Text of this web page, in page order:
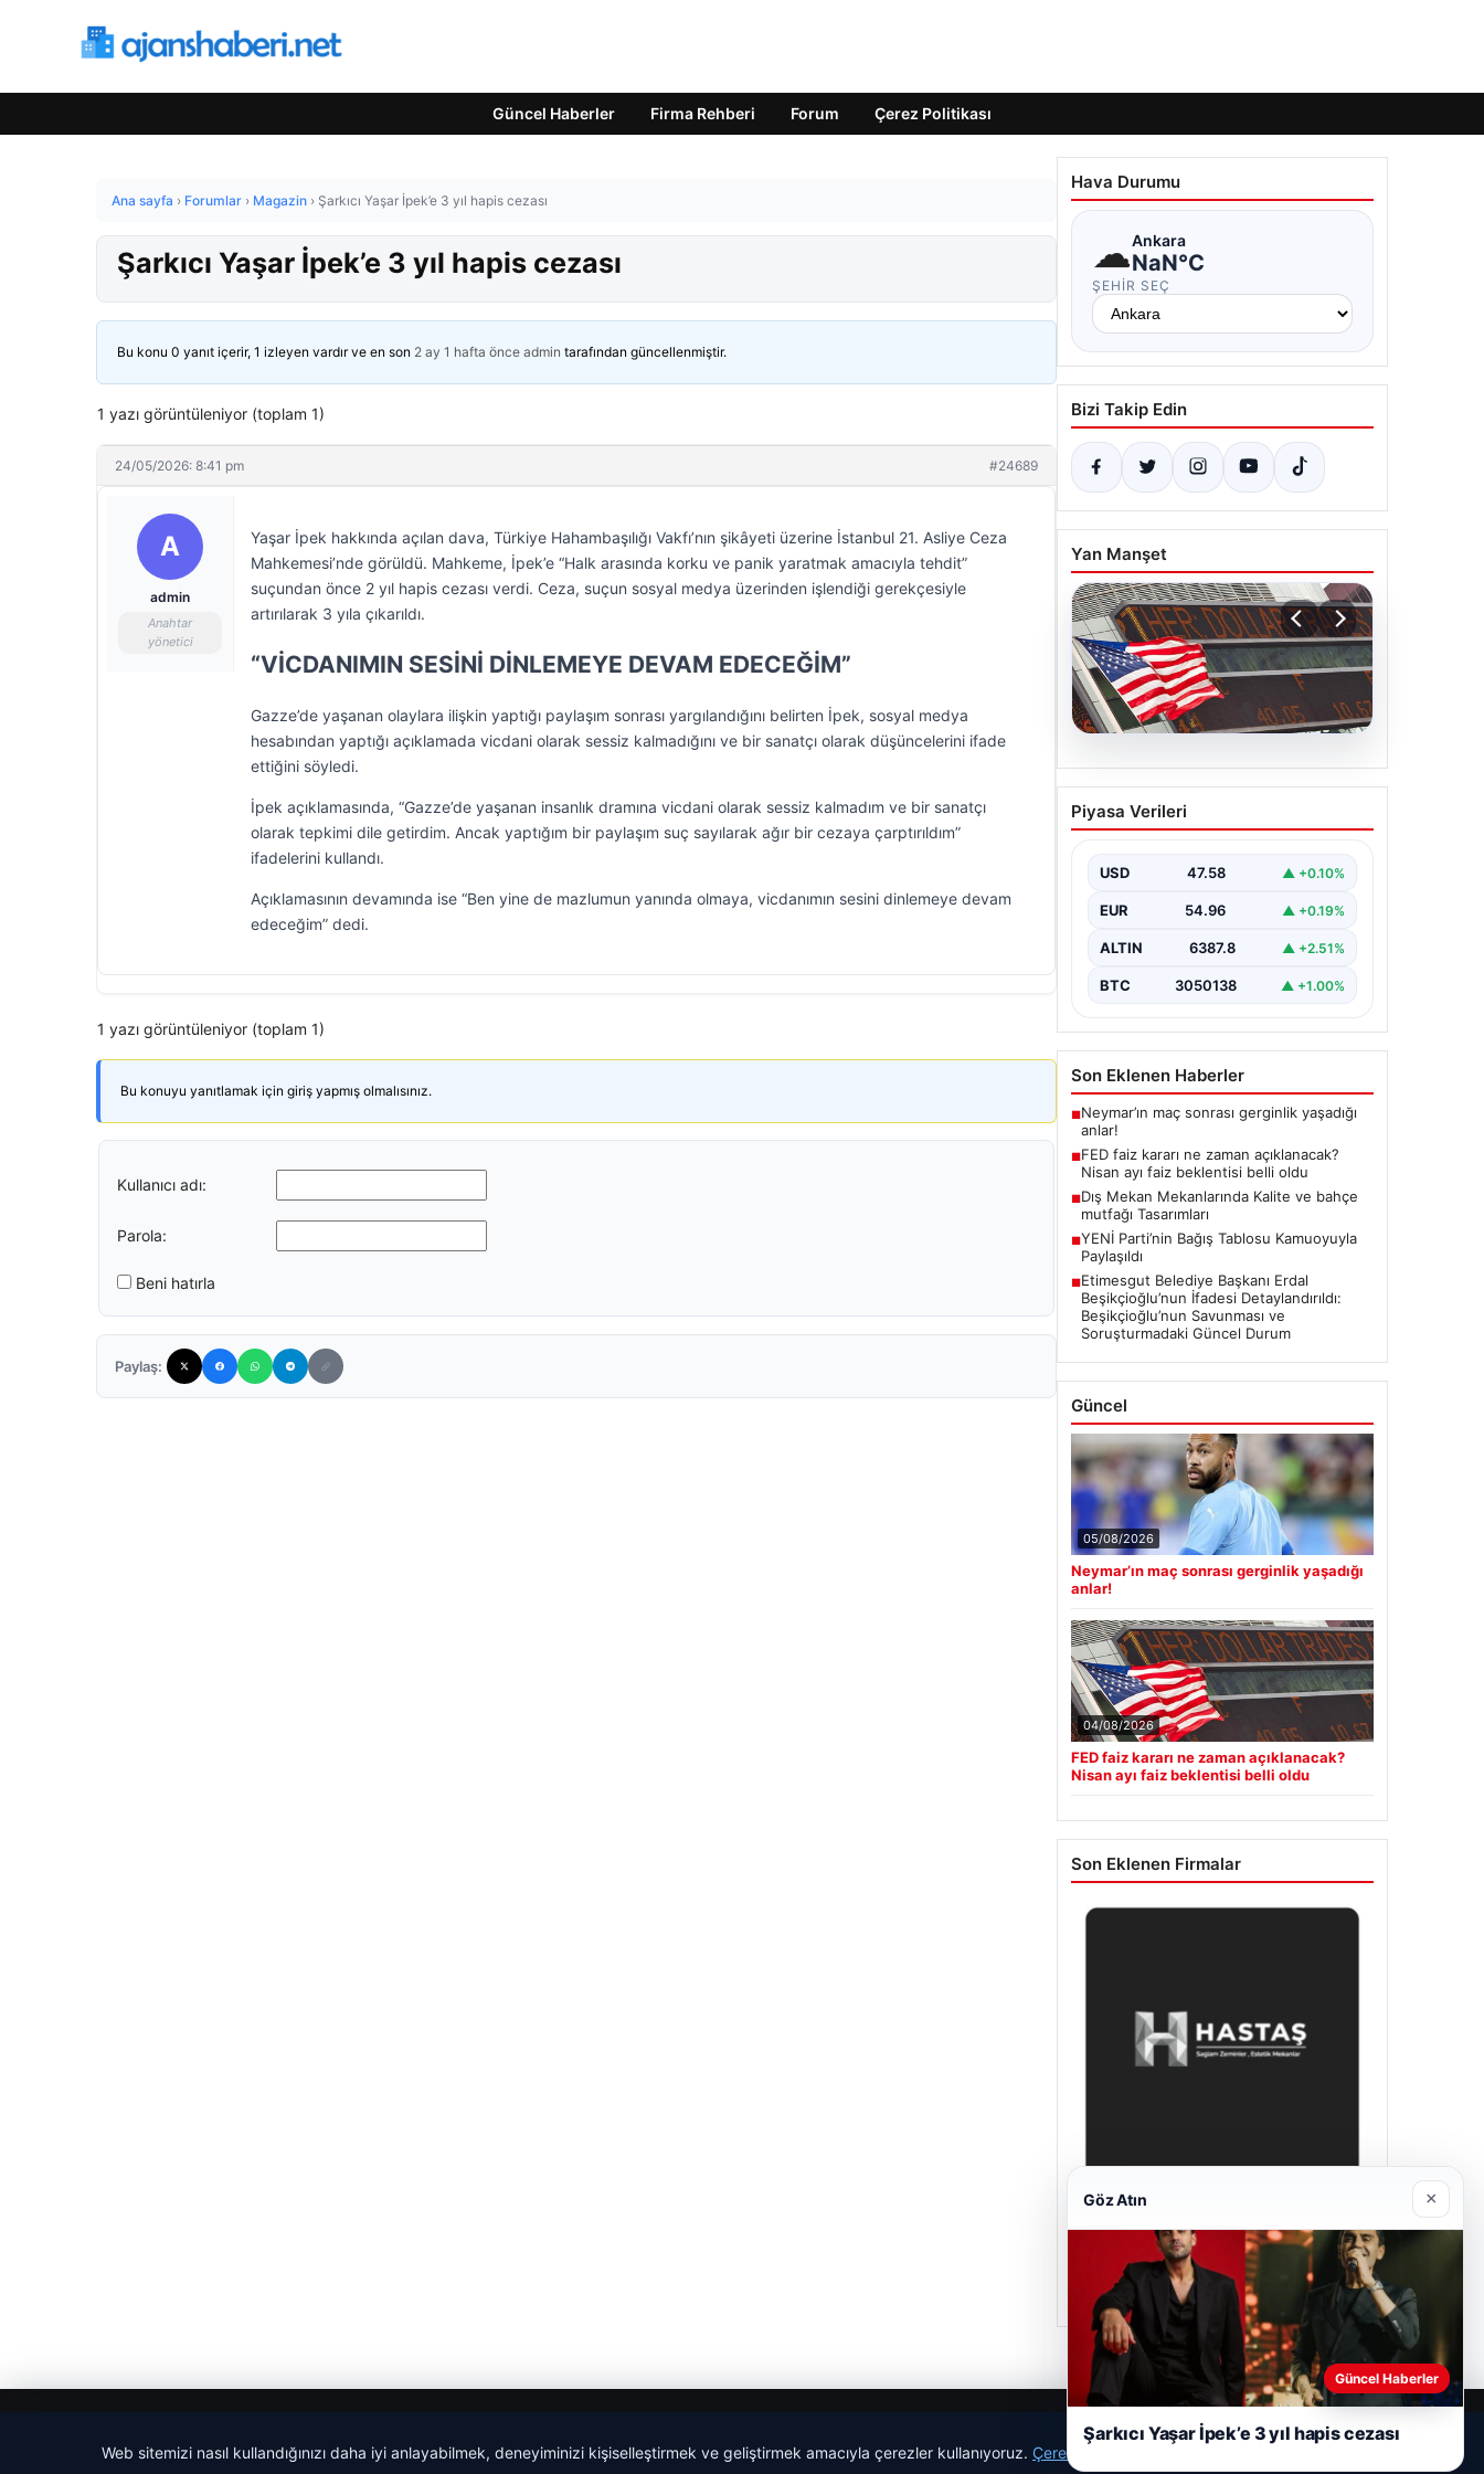
Güncel Haberler Firma Rehberi Forum Çerez Politikası
Ana sayfa › Forumlar › Magazin › Şarkıcı Yaşar İpek’e 3 yıl hapis cezası
Şarkıcı Yaşar İpek’e 3 yıl hapis cezası
Bu konu 0 yanıt içerir, 1 izleyen vardır ve en son 2 ay 1 hafta önce admin tarafından güncellenmiştir.
1 yazı görüntüleniyor (toplam 1)
24/05/2026: 8:41 pm #24689
A
admin
Anahtar
yönetici
Yaşar İpek hakkında açılan dava, Türkiye Hahambaşılığı Vakfı’nın şikâyeti üzerine İstanbul 21. Asliye Ceza
Mahkemesi’nde görüldü. Mahkeme, İpek’e “Halk arasında korku ve panik yaratmak amacıyla tehdit”
suçundan önce 2 yıl hapis cezası verdi. Ceza, suçun sosyal medya üzerinden işlendiği gerekçesiyle
artırılarak 3 yıla çıkarıldı.
“VİCDANIMIN SESİNİ DİNLEMEYE DEVAM EDECEĞİM”
Gazze’de yaşanan olaylara ilişkin yaptığı paylaşım sonrası yargılandığını belirten İpek, sosyal medya
hesabından yaptığı açıklamada vicdani olarak sessiz kalmadığını ve bir sanatçı olarak düşüncelerini ifade
ettiğini söyledi.
İpek açıklamasında, “Gazze’de yaşanan insanlık dramına vicdani olarak sessiz kalmadım ve bir sanatçı
olarak tepkimi dile getirdim. Ancak yaptığım bir paylaşım suç sayılarak ağır bir cezaya çarptırıldım”
ifadelerini kullandı.
Açıklamasının devamında ise “Ben yine de mazlumun yanında olmaya, vicdanımın sesini dinlemeye devam
edeceğim” dedi.
1 yazı görüntüleniyor (toplam 1)
Bu konuyu yanıtlamak için giriş yapmış olmalısınız.
Kullanıcı adı:
Parola:
Beni hatırla
Paylaş:
Hava Durumu
☁Ankara
NaN°C
ŞEHIR SEÇ
Bizi Takip Edin
Yan Manşet
04.08.2026
FED faiz kararı ne zaman
açıklanacak? Nisan ayı
Piyasa Verileri
USD 47.58 ▲ +0.10%
EUR 54.96 ▲ +0.19%
ALTIN 6387.8 ▲ +2.51%
BTC 3050138 ▲ +1.00%
Son Eklenen Haberler
■Neymar’ın maç sonrası gerginlik yaşadığı
anlar!
■FED faiz kararı ne zaman açıklanacak?
Nisan ayı faiz beklentisi belli oldu
■Dış Mekan Mekanlarında Kalite ve bahçe
mutfağı Tasarımları
■YENİ Parti’nin Bağış Tablosu Kamuoyuyla
Paylaşıldı
■Etimesgut Belediye Başkanı Erdal
Beşikçioğlu’nun İfadesi Detaylandırıldı:
Beşikçioğlu’nun Savunması ve
Soruşturmadaki Güncel Durum
Güncel
05/08/2026
Neymar’ın maç sonrası gerginlik yaşadığı
anlar!
04/08/2026
FED faiz kararı ne zaman açıklanacak?
Nisan ayı faiz beklentisi belli oldu
Son Eklenen Firmalar
Web sitemizi nasıl kullandığınızı daha iyi anlayabilmek, deneyiminizi kişiselleştirmek ve geliştirmek amacıyla çerezler kullanıyoruz. Çerez Politikamız
Göz Atın ×
Güncel Haberler
Şarkıcı Yaşar İpek’e 3 yıl hapis cezası
malta work and study|lemagrup.com.tr